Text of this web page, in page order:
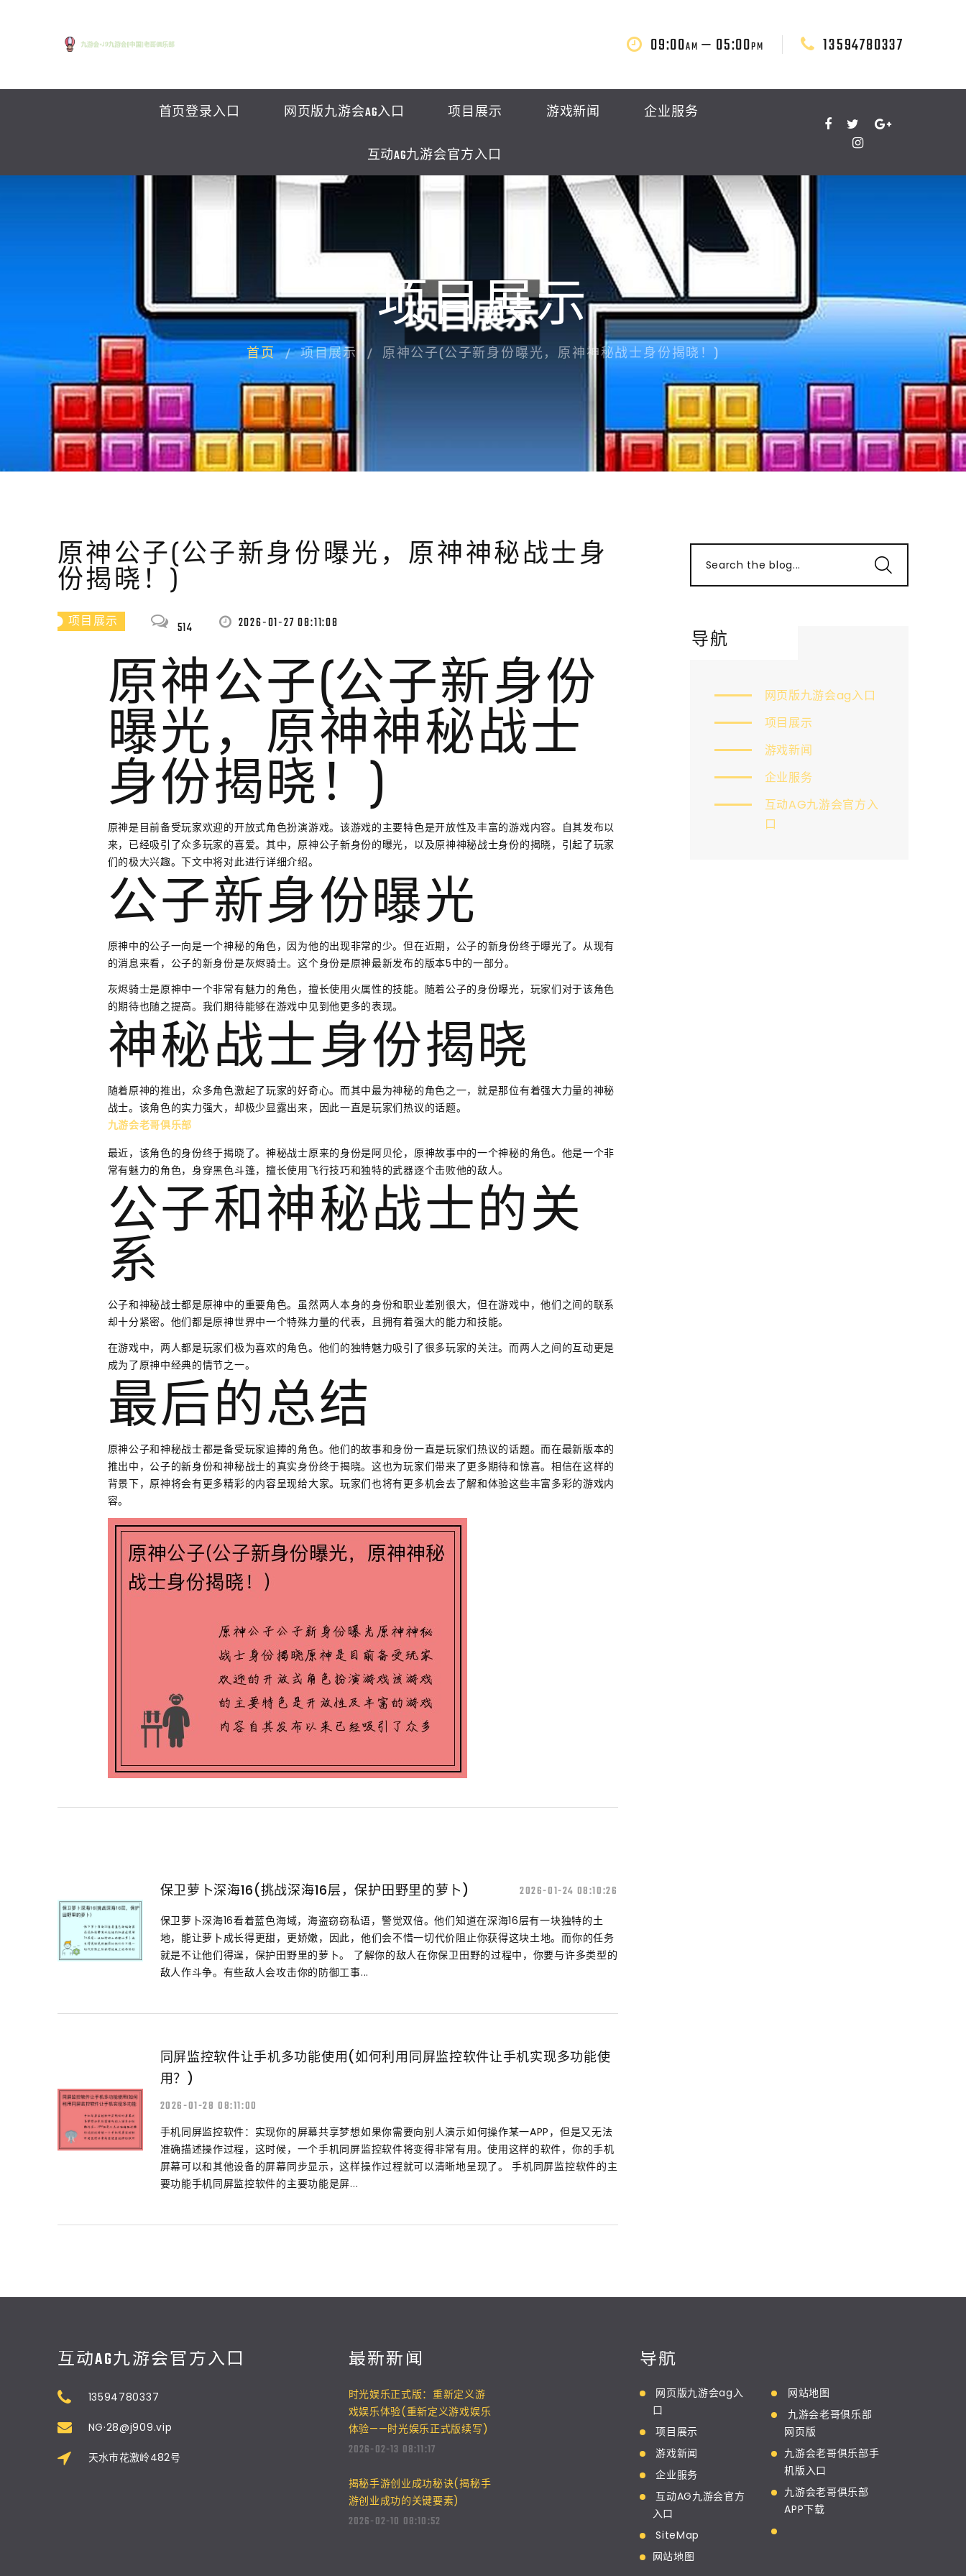
09:00AM — 05:00PM 13594780337
首页登录入口 网页版九游会AG入口 项目展示 游戏新闻 企业服务
互动AG九游会官方入口
项目展示
首页 项目展示 原神公子(公子新身份曝光，原神神秘战士身份揭晓！)
原神公子(公子新身份曝光，原神神秘战士身
份揭晓！)
项目展示 514 2026-01-27 08:11:08
原神公子(公子新身份
曝光，原神神秘战士
身份揭晓！)
原神是目前备受玩家欢迎的开放式角色扮演游戏。该游戏的主要特色是开放性及丰富的游戏内容。自其发布以
来，已经吸引了众多玩家的喜爱。其中，原神公子新身份的曝光，以及原神神秘战士身份的揭晓，引起了玩家
们的极大兴趣。下文中将对此进行详细介绍。
公子新身份曝光
原神中的公子一向是一个神秘的角色，因为他的出现非常的少。但在近期，公子的新身份终于曝光了。从现有
的消息来看，公子的新身份是灰烬骑士。这个身份是原神最新发布的版本5中的一部分。
灰烬骑士是原神中一个非常有魅力的角色，擅长使用火属性的技能。随着公子的身份曝光，玩家们对于该角色
的期待也随之提高。我们期待能够在游戏中见到他更多的表现。
神秘战士身份揭晓
随着原神的推出，众多角色激起了玩家的好奇心。而其中最为神秘的角色之一，就是那位有着强大力量的神秘
战士。该角色的实力强大，却极少显露出来，因此一直是玩家们热议的话题。
九游会老哥俱乐部
最近，该角色的身份终于揭晓了。神秘战士原来的身份是阿贝伦，原神故事中的一个神秘的角色。他是一个非
常有魅力的角色，身穿黑色斗篷，擅长使用飞行技巧和独特的武器逐个击败他的敌人。
公子和神秘战士的关
系
公子和神秘战士都是原神中的重要角色。虽然两人本身的身份和职业差别很大，但在游戏中，他们之间的联系
却十分紧密。他们都是原神世界中一个特殊力量的代表，且拥有着强大的能力和技能。
在游戏中，两人都是玩家们极为喜欢的角色。他们的独特魅力吸引了很多玩家的关注。而两人之间的互动更是
成为了原神中经典的情节之一。
最后的总结
原神公子和神秘战士都是备受玩家追捧的角色。他们的故事和身份一直是玩家们热议的话题。而在最新版本的
推出中，公子的新身份和神秘战士的真实身份终于揭晓。这也为玩家们带来了更多期待和惊喜。相信在这样的
背景下，原神将会有更多精彩的内容呈现给大家。玩家们也将有更多机会去了解和体验这些丰富多彩的游戏内
容。
保卫萝卜深海16(挑战深海16层，保护田野里的萝卜) 2026-01-24 08:10:26
保卫萝卜深海16看着蓝色海域，海盗窃窃私语，警觉双倍。他们知道在深海16层有一块独特的土
地，能让萝卜成长得更甜，更娇嫩，因此，他们会不惜一切代价阻止你获得这块土地。而你的任务
就是不让他们得逞，保护田野里的萝卜。 了解你的敌人在你保卫田野的过程中，你要与许多类型的
敌人作斗争。有些敌人会攻击你的防御工事...
同屏监控软件让手机多功能使用(如何利用同屏监控软件让手机实现多功能使
用？)
2026-01-28 08:11:00
手机同屏监控软件：实现你的屏幕共享梦想如果你需要向别人演示如何操作某一APP，但是又无法
准确描述操作过程，这时候，一个手机同屏监控软件将变得非常有用。使用这样的软件，你的手机
屏幕可以和其他设备的屏幕同步显示，这样操作过程就可以清晰地呈现了。 手机同屏监控软件的主
要功能手机同屏监控软件的主要功能是屏...
Search the blog...
导航
网页版九游会ag入口
项目展示
游戏新闻
企业服务
互动AG九游会官方入
口
互动AG九游会官方入口
13594780337
NG·28@j909.vip
天水市花激岭482号
最新新闻
时光娱乐正式版：重新定义游
戏娱乐体验(重新定义游戏娱乐
体验——时光娱乐正式版续写)
2026-02-13 08:11:17
揭秘手游创业成功秘诀(揭秘手
游创业成功的关键要素)
2026-02-10 08:10:52
导航
网页版九游会ag入
口
项目展示
游戏新闻
企业服务
互动AG九游会官方
入口
SiteMap
网站地图
网站地图
九游会老哥俱乐部
网页版
九游会老哥俱乐部手
机版入口
九游会老哥俱乐部
APP下载